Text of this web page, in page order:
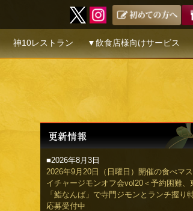
神10レストラン ▼飲食店様向けサービス
■2026年8月3日
2026年9月20日（日曜日）開催の食べマ
イチャージモンオフ会vol20＜予約困難、
「鮨なんば」で寺門ジモンとランチ握り
応募受付中